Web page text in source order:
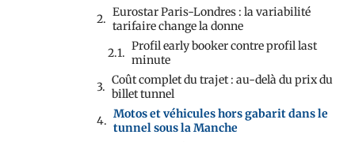
Eurostar Paris-Londres : la variabilité
tarifaire change la donne
Profil early booker contre profil last
minute
Coût complet du trajet : au-delà du prix du
billet tunnel
Motos et véhicules hors gabarit dans le
tunnel sous la Manche